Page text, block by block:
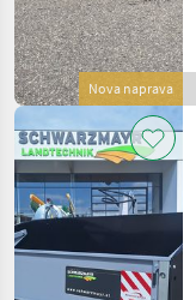
Nova naprava